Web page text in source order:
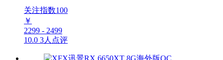
关注指数100
￥
2299 - 2499
10.0 3人点评